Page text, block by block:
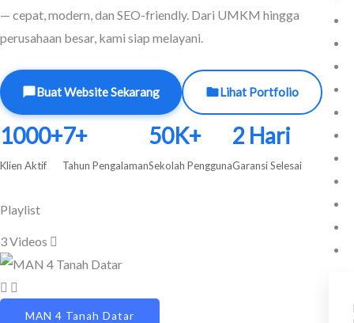
— cepat, modern, dan SEO-friendly. Dari UMKM hingga
perusahaan besar, kami siap melayani.
Buat Website Sekarang Lihat Portfolio
1000+
Klien Aktif
7+
Tahun Pengalaman
50K+
Sekolah Pengguna
2 Hari
Garansi Selesai
Playlist
3 Videos
MAN 4 Tanah Datar